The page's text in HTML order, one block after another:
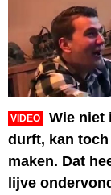
VIDEO
Wie niet
durft, kan
maken. Dat
lijve